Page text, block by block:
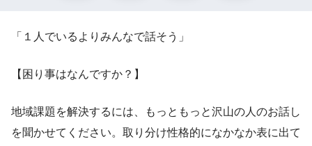
「１人でいるよりみんなで話そう」
【困り事はなんですか？】
地域課題を解決するには、もっともっと沢山の人のお話し
を聞かせてください。取り分け性格的になかなか表に出て